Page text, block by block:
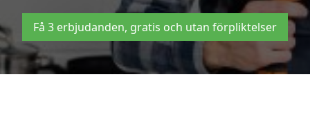
Få 3 erbjudanden, gratis och utan förpliktelser